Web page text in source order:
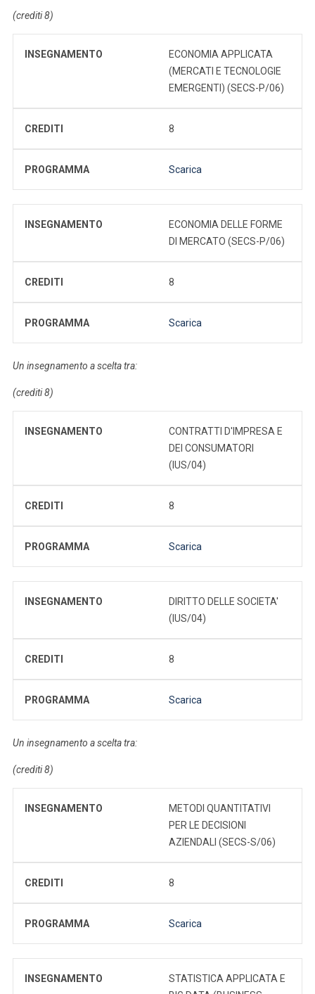
(crediti 8)
INSEGNAMENTO
ECONOMIA APPLICATA
(MERCATI E TECNOLOGIE
EMERGENTI) (SECS-P/06)
CREDITI 8
PROGRAMMA Scarica
INSEGNAMENTO
ECONOMIA DELLE FORME
DI MERCATO (SECS-P/06)
CREDITI 8
PROGRAMMA Scarica
Un insegnamento a scelta tra:
(crediti 8)
INSEGNAMENTO
CONTRATTI D'IMPRESA E
DEI CONSUMATORI
(IUS/04)
CREDITI 8
PROGRAMMA Scarica
INSEGNAMENTO
DIRITTO DELLE SOCIETA'
(IUS/04)
CREDITI 8
PROGRAMMA Scarica
Un insegnamento a scelta tra:
(crediti 8)
INSEGNAMENTO
METODI QUANTITATIVI
PER LE DECISIONI
AZIENDALI (SECS-S/06)
CREDITI 8
PROGRAMMA Scarica
INSEGNAMENTO
STATISTICA APPLICATA E